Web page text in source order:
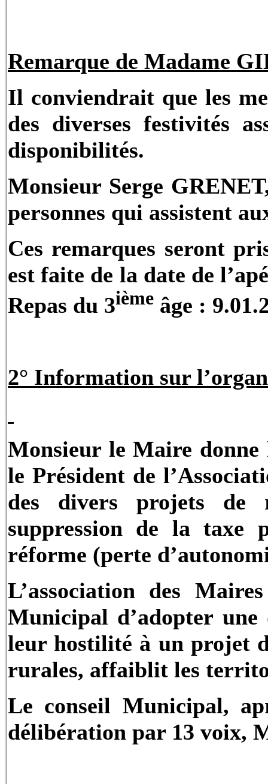
Remarque de Madame
Il conviendrait que les
des diverses festivités
disponibilités.
Monsieur Serge
personnes qui assistent
Ces remarques seront
est faite de la date de
Repas du 3ième âge :
2° Information sur
Monsieur le Maire donne
le Président de
des divers projets de
suppression de la taxe
réforme (perte
L’association des
Municipal d’adopter
leur hostilité à un projet
rurales, affaiblit les
Le conseil Municipal,
délibération par 13 voix,